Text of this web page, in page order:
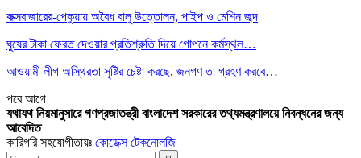
কক্সবাজারের-পেকুয়ায় অবৈধ বালু উত্তোলন, পাইপ ও মেশিন জব্দ
ঘুষের টাকা ফেরত দেওয়ার প্রতিশ্রুতি দিয়ে গোপনে কর্মস্থল…
আওয়ামী লীগ অস্থিরতা সৃষ্টির চেষ্টা করছে, জনগণ তা গ্রহণ করবে…
পরেআগে
যথাযথ নিয়মানুসারে গণপ্রজাতন্ত্রী বাংলাদেশ সরকারের তথ্যমন্ত্রণালয়ে নিবন্ধনের জন্য
আবেদিত
কারিগরি সহযোগীতায়ঃ কোডেক্স টেকনোলজি